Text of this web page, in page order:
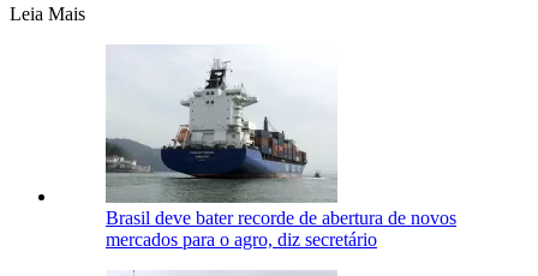
Leia Mais
Brasil deve bater recorde de abertura de novos
mercados para o agro, diz secretário